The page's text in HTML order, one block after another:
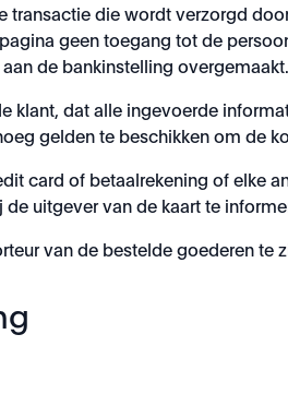
die wordt verzorgd
geen toegang tot de
de bankinstelling overgemaakt.
klant, dat alle ingevoerde
gelden te beschikken om de
card of betaalrekening of elke
uitgever van de kaart te
van de bestelde goederen te